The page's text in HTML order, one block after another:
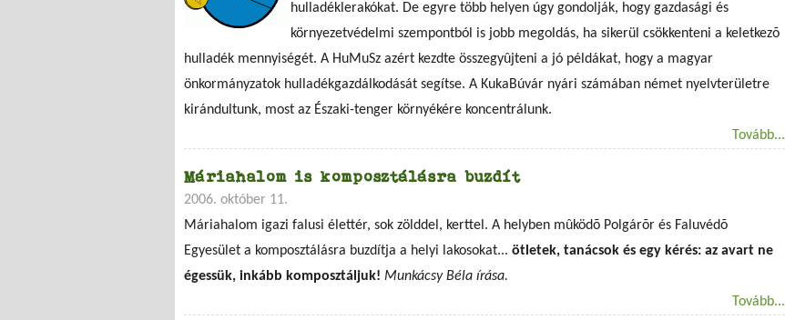
hulladéklerakókat. De egyre több helyen úgy gondolják, hogy gazdasági és
környezetvédelmi szempontból is jobb megoldás, ha sikerül csökkenteni a keletkezõ
hulladék mennyiségét. A HuMuSz azért kezdte összegyûjteni a jó példákat, hogy a magyar
önkormányzatok hulladékgazdálkodását segítse. A KukaBúvár nyári számában német nyelvterületre
kirándultunk, most az Északi-tenger környékére koncentrálunk.
Tovább...
Máriahalom is komposztálásra buzdít
2006. október 11.
Máriahalom igazi falusi élettér, sok zölddel, kerttel. A helyben mûködõ Polgárõr és Faluvédõ
Egyesület a komposztálásra buzdítja a helyi lakosokat... ötletek, tanácsok és egy kérés: az avart ne
égessük, inkább komposztáljuk! Munkácsy Béla írása.
Tovább...